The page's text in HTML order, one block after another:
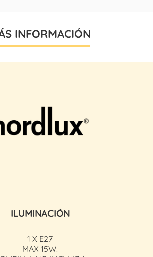
INFORMACIÓN
ILUMINACIÓN
1 X E27
MAX 15W.